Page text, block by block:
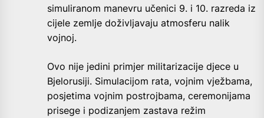
simuliranom manevru učenici 9. i 10. razreda iz
cijele zemlje doživljavaju atmosferu nalik
vojnoj.
Ovo nije jedini primjer militarizacije djece u
Bjelorusiji. Simulacijom rata, vojnim vježbama,
posjetima vojnim postrojbama, ceremonijama
prisege i podizanjem zastava režim